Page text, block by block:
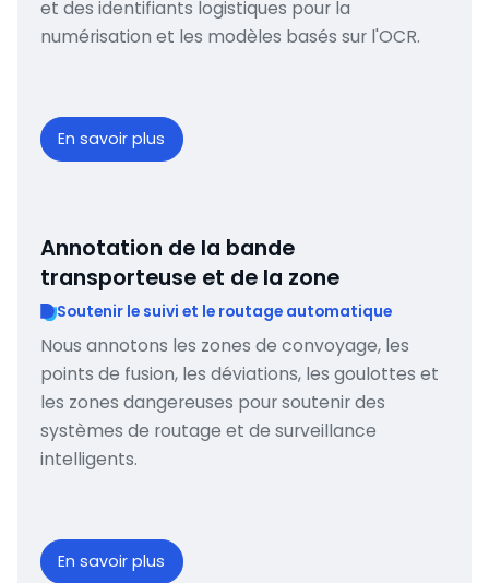
et des identifiants logistiques pour la
numérisation et les modèles basés sur l'OCR.
En savoir plus
Annotation de la bande
transporteuse et de la zone
Soutenir le suivi et le routage automatique
Nous annotons les zones de convoyage, les
points de fusion, les déviations, les goulottes et
les zones dangereuses pour soutenir des
systèmes de routage et de surveillance
intelligents.
En savoir plus